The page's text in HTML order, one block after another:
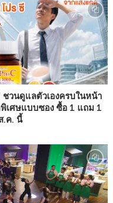
วนดูแลตัวเองครบในหน้า
เศษแบบซอง ซื้อ 1 แถม 1
.ค. นี้